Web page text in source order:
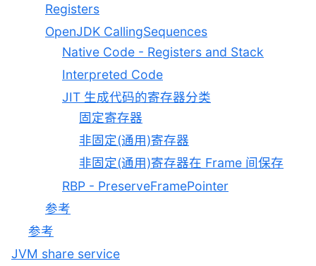
Registers
OpenJDK CallingSequences
Native Code - Registers and Stack
Interpreted Code
JIT 生成代码的寄存器分类
固定寄存器
非固定(通用)寄存器
非固定(通用)寄存器在 Frame 间保存
RBP - PreserveFramePointer
参考
参考
JVM share service